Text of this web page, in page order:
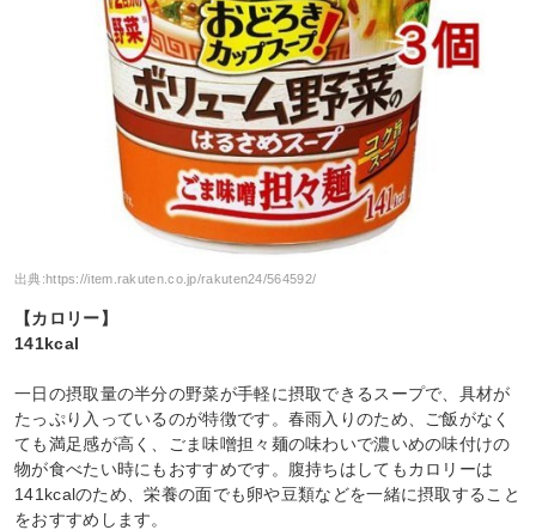
出典:https://item.rakuten.co.jp/rakuten24/564592/
【カロリー】
141kcal
一日の摂取量の半分の野菜が手軽に摂取できるスープで、具材が
たっぷり入っているのが特徴です。春雨入りのため、ご飯がなく
ても満足感が高く、ごま味噌担々麺の味わいで濃いめの味付けの
物が食べたい時にもおすすめです。腹持ちはしてもカロリーは
141kcalのため、栄養の面でも卵や豆類などを一緒に摂取すること
をおすすめします。